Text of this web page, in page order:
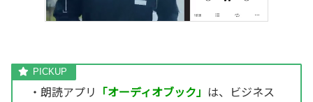
・朗読アプリ 「オーディオブック」 は、ビジネス